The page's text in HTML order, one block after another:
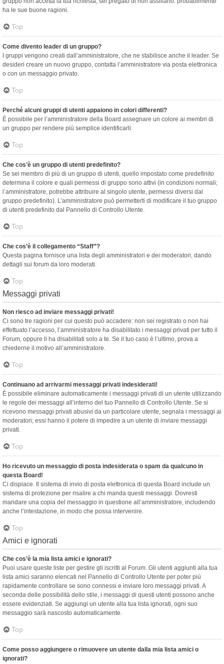
ha le sue buone ragioni.
Top
Come divento leader di un gruppo?
I gruppi vengono creati dall’amministratore, che ne stabilisce anche il leader. Se
desideri creare un nuovo gruppo, contatta l’amministratore via posta elettronica
o con un messaggio privato.
Top
Perché alcuni gruppi di utenti appaiono in colori differenti?
È possibile per l’amministratore della Board assegnare un colore ai membri di
un gruppo per rendere più semplice identificarli.
Top
Che cos’è un gruppo di utenti predefinito?
Se sei membro di più di un gruppo di utenti, quello impostato come predefinito
determina il colore e quali permessi di gruppo sono attivi (in condizioni normali;
l’amministratore, potrebbe attribuire al singolo utente, permessi diversi dal
gruppo predefinito). L’amministratore può permetterti di modificare il tuo gruppo
di utenti predefinito dal Pannello di Controllo Utente.
Top
Che cos’è il collegamento “Staff”?
Questa pagina fornisce una lista degli amministratori e dei moderatori, dando
dettagli sui forum da loro moderati.
Top
Messaggi privati
Non riesco ad inviare messaggi privati!
Ci sono tre ragioni per cui questo può accadere: non sei registrato o non hai
effettuato l’accesso, l’amministratore ha disabilitato i messaggi privati per tutto il
Forum, oppure li ha disabilitati solo a te. Se il tuo caso è l’ultimo, prova a
chiederne il motivo all’amministratore.
Top
Continuano ad arrivarmi messaggi privati indesiderati!
È possibile eliminare automaticamente i messaggi privati ​​di un utente utilizzando
le regole dei messaggi all’interno del tuo Pannello di Controllo Utente. Se si
ricevono messaggi privati ​​abusivi da un particolare utente, segnala i messaggi ai
moderatori; essi hanno il potere di impedire a un utente di inviare messaggi
privati​​.
Top
Ho ricevuto un messaggio di posta indesiderata o spam da qualcuno in
questa Board!
Ci dispiace. Il sistema di invio di posta elettronica di questa Board include un
sistema di protezione per risalire a chi manda questi messaggi. Dovresti
mandare una copia del messaggio in questione all’amministratore, includendo
anche l’intestazione, in modo che possa intervenire.
Top
Amici e ignorati
Che cos’è la mia lista amici e ignorati?
Puoi usare queste liste per gestire gli iscritti al Forum. Gli utenti aggiunti alla tua
lista amici saranno elencati nel Pannello di Controllo Utente per poter più
rapidamente controllare se sono connessi e inviare loro messaggi privati. A
seconda delle possibilità dello stile, i messaggi di questi utenti possono anche
essere evidenziati. Se aggiungi un utente alla tua lista ignorati, ogni suo
messaggio sarà nascosto automaticamente.
Top
Come posso aggiungere o rimuovere un utente dalla mia lista amici o
ignorati?